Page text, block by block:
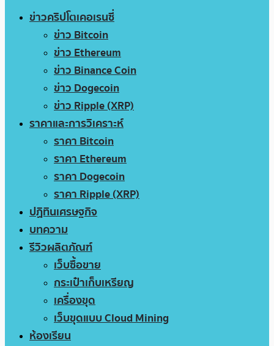
ข่าวคริปโตเคอเรนซี่
ข่าว Bitcoin
ข่าว Ethereum
ข่าว Binance Coin
ข่าว Dogecoin
ข่าว Ripple (XRP)
ราคาและการวิเคราะห์
ราคา Bitcoin
ราคา Ethereum
ราคา Dogecoin
ราคา Ripple (XRP)
ปฏิทินเศรษฐกิจ
บทความ
รีวิวผลิตภัณฑ์
เว็บซื้อขาย
กระเป๋าเก็บเหรียญ
เครื่องขุด
เว็บขุดแบบ Cloud Mining
ห้องเรียน